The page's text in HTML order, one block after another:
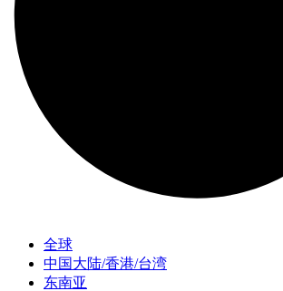
全球
中国大陆/香港/台湾
东南亚